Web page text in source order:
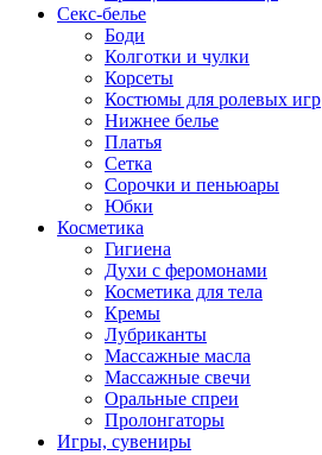
Секс-белье
Боди
Колготки и чулки
Корсеты
Костюмы для ролевых игр
Нижнее белье
Платья
Сетка
Сорочки и пеньюары
Юбки
Косметика
Гигиена
Духи с феромонами
Косметика для тела
Кремы
Лубриканты
Массажные масла
Массажные свечи
Оральные спреи
Пролонгаторы
Игры, сувениры